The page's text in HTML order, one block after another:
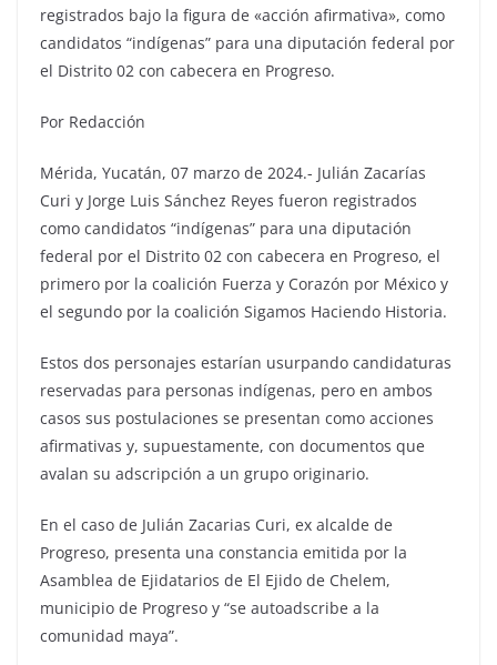
registrados bajo la figura de «acción afirmativa», como
candidatos “indígenas” para una diputación federal por
el Distrito 02 con cabecera en Progreso.
Por Redacción
Mérida, Yucatán, 07 marzo de 2024.- Julián Zacarías
Curi y Jorge Luis Sánchez Reyes fueron registrados
como candidatos “indígenas” para una diputación
federal por el Distrito 02 con cabecera en Progreso, el
primero por la coalición Fuerza y Corazón por México y
el segundo por la coalición Sigamos Haciendo Historia.
Estos dos personajes estarían usurpando candidaturas
reservadas para personas indígenas, pero en ambos
casos sus postulaciones se presentan como acciones
afirmativas y, supuestamente, con documentos que
avalan su adscripción a un grupo originario.
En el caso de Julián Zacarias Curi, ex alcalde de
Progreso, presenta una constancia emitida por la
Asamblea de Ejidatarios de El Ejido de Chelem,
municipio de Progreso y “se autoadscribe a la
comunidad maya”.